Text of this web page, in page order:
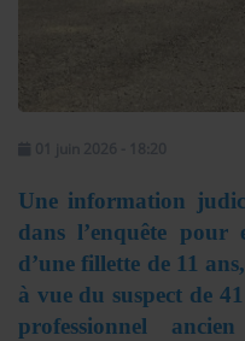
Une information
dans l’enquête pour
d’une fillette de 11
à vue du suspect de
professionnel